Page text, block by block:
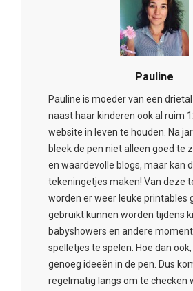
Pauline
Pauline is moeder van een
naast haar kinderen ook al ruim
website in leven te houden. Na
bleek de pen niet alleen goed te
en waardevolle blogs, maar kan
tekeningetjes maken! Van deze
worden er weer leuke printables
gebruikt kunnen worden tijdens
babyshowers en andere
spelletjes te spelen. Hoe dan
genoeg ideeën in de pen. Dus
regelmatig langs om te checken